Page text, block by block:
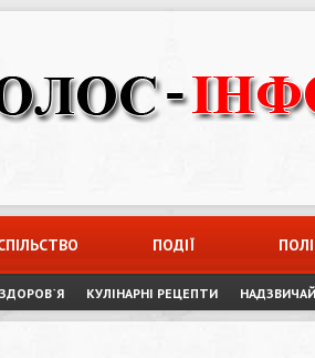
ПОДІЇ
ЗДОРОВ`Я КУЛІНАРНІ РЕЦЕПТИ